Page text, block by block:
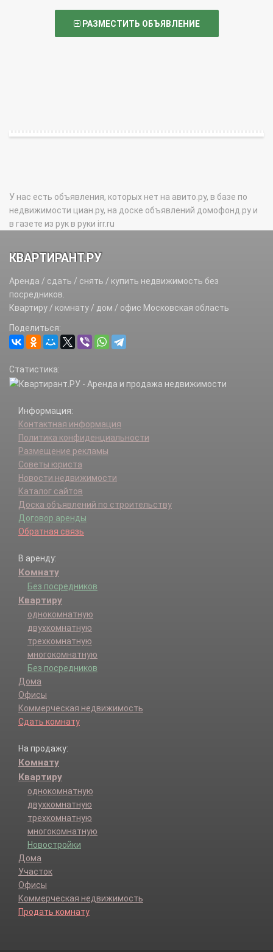
РАЗМЕСТИТЬ ОБЪЯВЛЕНИЕ
У нас есть объявления, которых нет на авито.ру, в базе по
недвижимости циан.ру, на доске объявлений домофонд.ру и
в газете из рук в руки irr.ru
КВАРТИРАНТ.РУ
Аренда / сдать / снять / купить недвижимость без
посредников.
Квартиру / комнату / дом / офис Московская область
Поделиться:
Статистика:
Информация:
Контактная информация
Политика конфиденциальности
Размещение рекламы
Советы юриста
Новости недвижимости
Каталог сайтов
Доска объявлений по строительству
Договор аренды
Обратная связь
В аренду:
Комнату
Без посредников
Квартиру
однокомнатную
двухкомнатную
трехкомнатную
многокомнатную
Без посредников
Дома
Офисы
Коммерческая недвижимость
Сдать комнату
На продажу:
Комнату
Квартиру
однокомнатную
двухкомнатную
трехкомнатную
многокомнатную
Новостройки
Дома
Участок
Офисы
Коммерческая недвижимость
Продать комнату